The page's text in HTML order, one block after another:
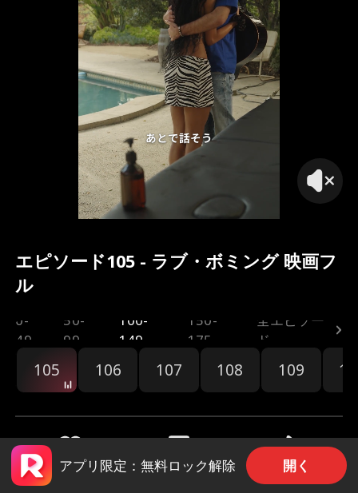
あとで話そう
エピソード105 - ラブ・ボミング 映画フ
ル
0-
49
50-
99
100-
149
150-
175
全エピソー
ド
105 106 107 108 109
98 564 共有
アプリ限定：無料ロック解除 開く